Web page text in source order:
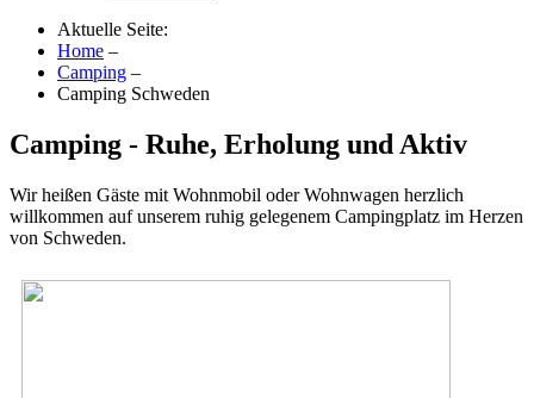
Aktuelle Seite:
Home –
Camping –
Camping Schweden
Camping - Ruhe, Erholung und Aktiv
Wir heißen Gäste mit Wohnmobil oder Wohnwagen herzlich
willkommen auf unserem ruhig gelegenem Campingplatz im Herzen
von Schweden.